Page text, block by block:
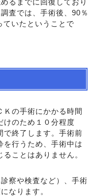
るまでに回復しており
査では、手術後、90％
ていたということで
Ｋの手術にかかる時間
けのため１０分程度
で終了します。手術前
を行うため、手術中は
ることはありません。
察や検査など）、手術
なります。